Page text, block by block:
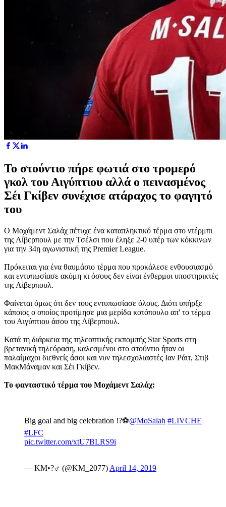
Το στούντιο πήρε φωτιά στο τρομερό
γκολ του Αιγύπτιου αλλά ο πεινασμένος
Σέι Γκίβεν συνέχισε ατάραχος το φαγητό
του
Ο Μοχάμεντ Σαλάχ πέτυχε ένα καταπληκτικό τέρμα στο ντέρμπι
της Λίβερπουλ με την Τσέλσι που έληξε 2-0 υπέρ των κόκκινων
για την 34η αγωνιστική της Premier League.
Πρόκειται για ένα θαυμάσιο τέρμα που προκάλεσε ενθουσιασμό
και εντυπωσίασε ακόμη κι όσους δεν είναι ένθερμοι υποστηρικτές
της Λίβερπουλ.
Φαίνεται όμως ότι δεν τους εντυπωσίασε όλους. Διότι υπήρξε
κάποιος ο οποίος προτίμησε μια μερίδα κοτόπουλο απ' το τέρμα
του Αιγύπτιου άσου της Λίβερπουλ.
Κατά τη διάρκεια της τηλεοπτικής εκπομπής Star Sports στη
βρετανική τηλεόραση, καλεσμένοι στο στούντιο ήταν οι
παλαίμαχοι διεθνείς άσοι και νυν τηλεσχολιαστές Ιαν Ράιτ, Στιβ
ΜακΜάναμαν και Σέι Γκίβεν.
Το φανταστικό τέρμα του Μοχάμεντ Σαλάχ:
Big goal and big celebration !?⚽️@MoSalah #LIVCHE
#LFC
pic.twitter.com/xtU7BLRS9i
— KM•?‍♂️ (@KM_2077) April 14, 2019